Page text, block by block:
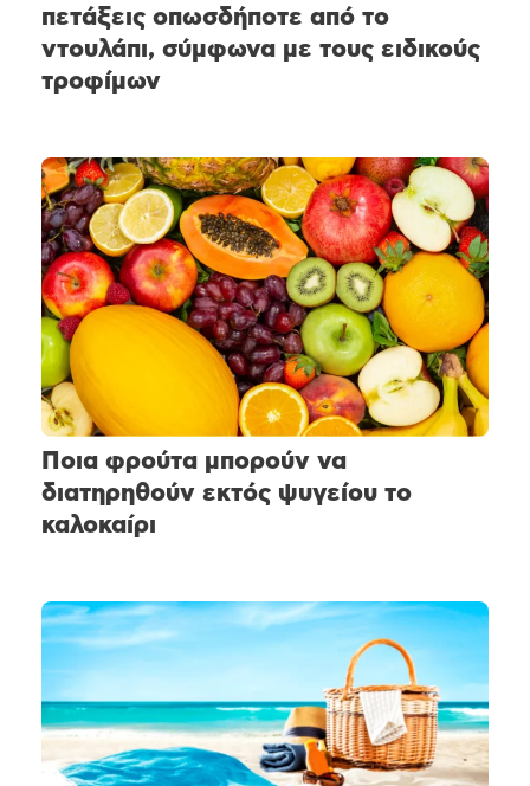
πετάξεις οπωσδήποτε από το
ντουλάπι, σύμφωνα με τους ειδικούς
τροφίμων
Ποια φρούτα μπορούν να
διατηρηθούν εκτός ψυγείου το
καλοκαίρι